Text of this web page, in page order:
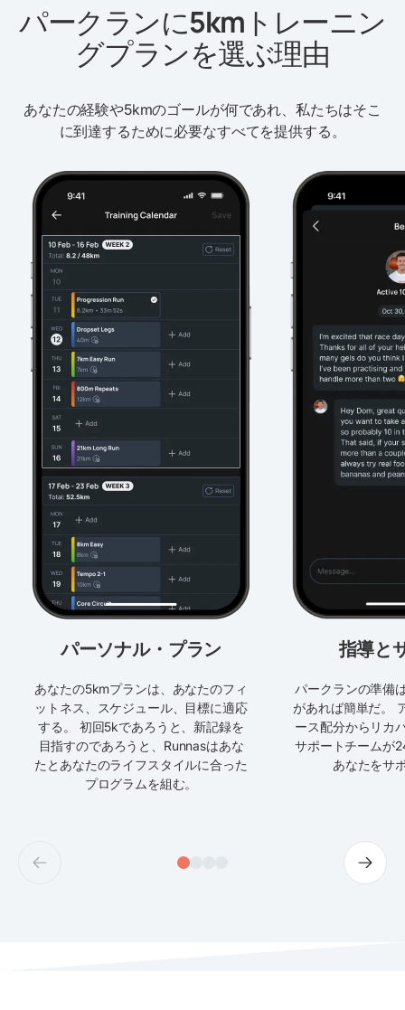
パークランに5kmトレーニン
グプランを選ぶ理由
あなたの経験や5kmのゴールが何であれ、私たちはそこ
に到達するために必要なすべてを提供する。
パーソナル・プラン
あなたの5kmプランは、あなたのフィ
ットネス、スケジュール、目標に適応
する。 初回5kであろうと、新記録を
目指すのであろうと、Runnasはあな
たとあなたのライフスタイルに合った
プログラムを組む。
指導と
パークランの準備
があれば簡単だ。
ース配分からリカ
サポートチームが
あなたをサ